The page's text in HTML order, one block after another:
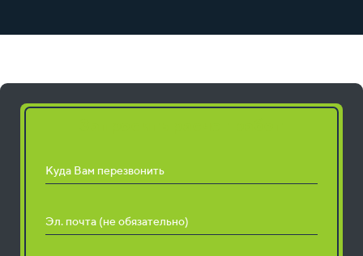
Куда Вам перезвонить
Эл. почта (не обязательно)